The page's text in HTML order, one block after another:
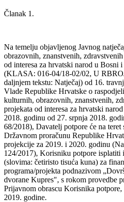
Članak 1.
Na temelju objavljenog Javnog
obrazovnih, znanstvenih,
od interesa za hrvatski narod u Bosni
(KLASA: 016-04/18-02/02, U
daljnjem tekstu: Natječaj) od 16.
Vlade Republike Hrvatske o
kulturnih, obrazovnih, znanstvenih,
projekata od interesa za hrvatski
2018. godinu od 27. srpnja 2018.
68/2018), Davatelj potpore će na teret
Državnom proračunu Republike
projekcije za 2019. i 2020. godinu
124/2017), Korisniku potpore isplatiti
(slovima: četiristo tisuća kuna) za
programa/projekta podnazivom
dvorane Kupres", s rokom provedbe
Prijavnom obrascu Korisnika
2019. godine.